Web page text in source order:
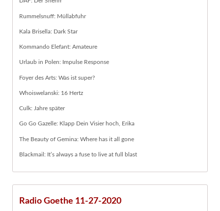
Rummelsnuff: Müllabfuhr
Kala Brisella: Dark Star
Kommando Elefant: Amateure
Urlaub in Polen: Impulse Response
Foyer des Arts: Was ist super?
Whoiswelanski: 16 Hertz
Culk: Jahre später
Go Go Gazelle: Klapp Dein Visier hoch, Erika
The Beauty of Gemina: Where has it all gone
Blackmail: It’s always a fuse to live at full blast
Radio Goethe 11-27-2020